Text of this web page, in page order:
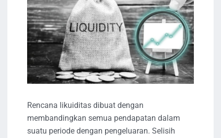
Rencana likuiditas dibuat dengan
membandingkan semua pendapatan dalam
suatu periode dengan pengeluaran. Selisih